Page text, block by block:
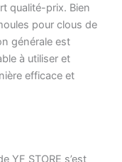
les
les
qualité-prix. Bien
pour clous de
générale est
à utiliser et
efficace et
YF STORE s’est